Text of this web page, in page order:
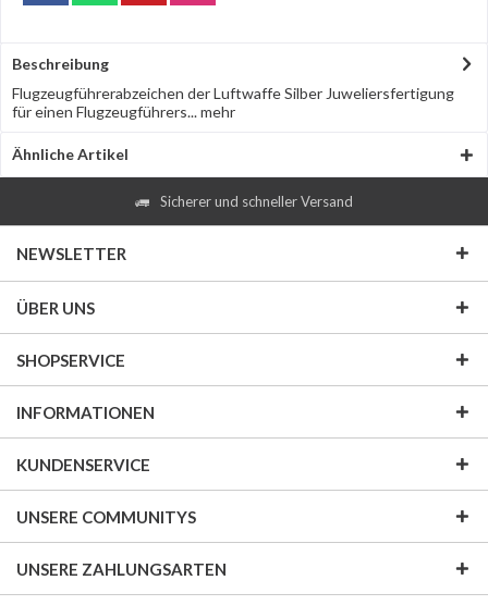
Beschreibung
Flugzeugführerabzeichen der Luftwaffe Silber Juweliersfertigung
für einen Flugzeugführers...mehr
Ähnliche Artikel
Sicherer und schneller Versand
NEWSLETTER
ÜBER UNS
SHOPSERVICE
INFORMATIONEN
KUNDENSERVICE
UNSERE COMMUNITYS
UNSERE ZAHLUNGSARTEN